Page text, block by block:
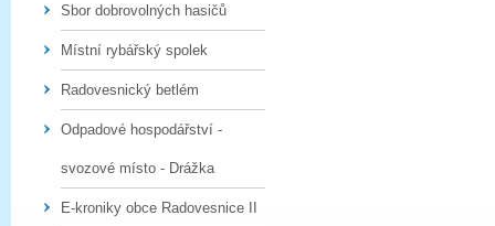
Sbor dobrovolných hasičů
Místní rybářský spolek
Radovesnický betlém
Odpadové hospodářství -
svozové místo - Drážka
E-kroniky obce Radovesnice II